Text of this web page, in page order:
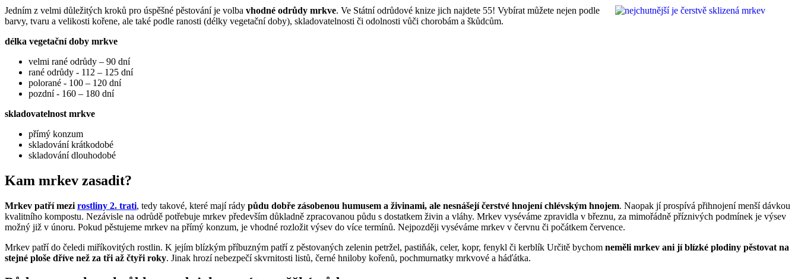
Jedním z velmi důležitých kroků pro úspěšné pěstování je volba vhodné odrůdy mrkve. Ve Státní odrůdové knize jich najdete 55! Vybírat můžete nejen podle
barvy, tvaru a velikosti kořene, ale také podle ranosti (délky vegetační doby), skladovatelnosti či odolnosti vůči chorobám a škůdcům.
délka vegetační doby mrkve
velmi rané odrůdy – 90 dní
rané odrůdy - 112 – 125 dní
polorané - 100 – 120 dní
pozdní - 160 – 180 dní
skladovatelnost mrkve
přímý konzum
skladování krátkodobé
skladování dlouhodobé
Kam mrkev zasadit?
Mrkev patří mezi rostliny 2. trati, tedy takové, které mají rády půdu dobře zásobenou humusem a živinami, ale nesnášejí čerstvé hnojení chlévským hnojem. Naopak jí prospívá přihnojení menší dávkou
kvalitního kompostu. Nezávisle na odrůdě potřebuje mrkev především důkladně zpracovanou půdu s dostatkem živin a vláhy. Mrkev vyséváme zpravidla v březnu, za mimořádně příznivých podmínek je výsev
možný již v únoru. Pokud pěstujeme mrkev na přímý konzum, je vhodné rozložit výsev do více termínů. Nejpozději vyséváme mrkev v červnu či počátkem července.
Mrkev patří do čeledi miříkovitých rostlin. K jejím blízkým příbuzným patří z pěstovaných zelenin petržel, pastiňák, celer, kopr, fenykl či kerblík Určitě bychom neměli mrkev ani jí blízké plodiny pěstovat na
stejné ploše dříve než za tři až čtyři roky. Jinak hrozí nebezpečí skvrnitosti listů, černé hniloby kořenů, pochmurnatky mrkvové a háďátka.